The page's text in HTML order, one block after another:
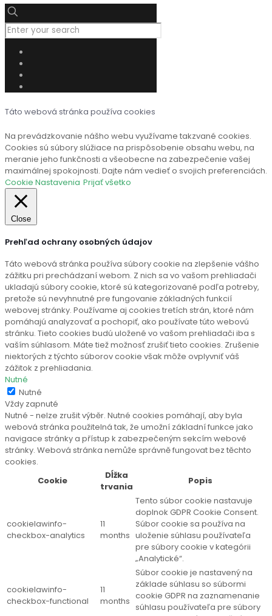
Táto webová stránka používa cookies
Na prevádzkovanie nášho webu využívame takzvané cookies.
Cookies sú súbory slúžiace na prispôsobenie obsahu webu, na
meranie jeho funkčnosti a všeobecne na zabezpečenie vašej
maximálnej spokojnosti. Dajte nám vedieť o svojich preferenciách.
Cookie Nastavenia Prijať všetko
Close
Prehľad ochrany osobných údajov
Táto webová stránka používa súbory cookie na zlepšenie vášho
zážitku pri prechádzaní webom. Z nich sa vo vašom prehliadači
ukladajú súbory cookie, ktoré sú kategorizované podľa potreby,
pretože sú nevyhnutné pre fungovanie základných funkcií
webovej stránky. Používame aj cookies tretích strán, ktoré nám
pomáhajú analyzovať a pochopiť, ako používate túto webovú
stránku. Tieto cookies budú uložené vo vašom prehliadači iba s
vaším súhlasom. Máte tiež možnosť zrušiť tieto cookies. Zrušenie
niektorých z týchto súborov cookie však môže ovplyvniť váš
zážitok z prehliadania.
Nutné
Nutné
Vždy zapnuté
Nutné - nelze zrušit výběr. Nutné cookies pomáhají, aby byla
webová stránka použitelná tak, že umožní základní funkce jako
navigace stránky a přístup k zabezpečeným sekcím webové
stránky. Webová stránka nemůže správně fungovat bez těchto
cookies.
Cookie
Dĺžka
trvania
Popis
cookielawinfo-
checkbox-analytics
11
months
Tento súbor cookie nastavuje
doplnok GDPR Cookie Consent.
Súbor cookie sa používa na
uloženie súhlasu používateľa
pre súbory cookie v kategórii
„Analytické“.
cookielawinfo-
checkbox-functional
11
months
Súbor cookie je nastavený na
základe súhlasu so súbormi
cookie GDPR na zaznamenanie
súhlasu používateľa pre súbory